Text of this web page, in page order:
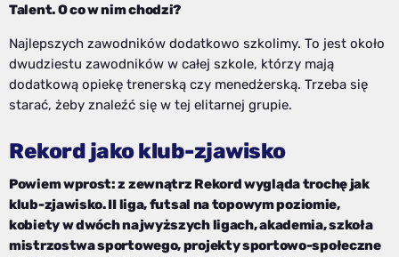
Talent. O co w nim chodzi?
Najlepszych zawodników dodatkowo szkolimy. To jest około
dwudziestu zawodników w całej szkole, którzy mają
dodatkową opiekę trenerską czy menedżerską. Trzeba się
starać, żeby znaleźć się w tej elitarnej grupie.
Rekord jako klub-zjawisko
Powiem wprost: z zewnątrz Rekord wygląda trochę jak
klub-zjawisko. II liga, futsal na topowym poziomie,
kobiety w dwóch najwyższych ligach, akademia, szkoła
mistrzostwa sportowego, projekty sportowo-społeczne